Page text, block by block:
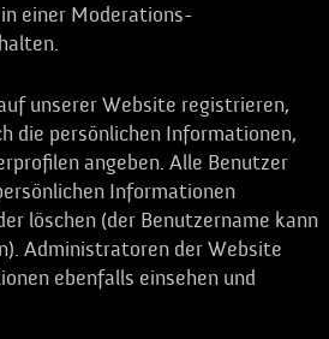
einer Moderations-
unserer Website registrieren,
die persönlichen Informationen,
angeben. Alle Benutzer
Informationen
löschen (der Benutzername kann
Administratoren der Website
ebenfalls einsehen und